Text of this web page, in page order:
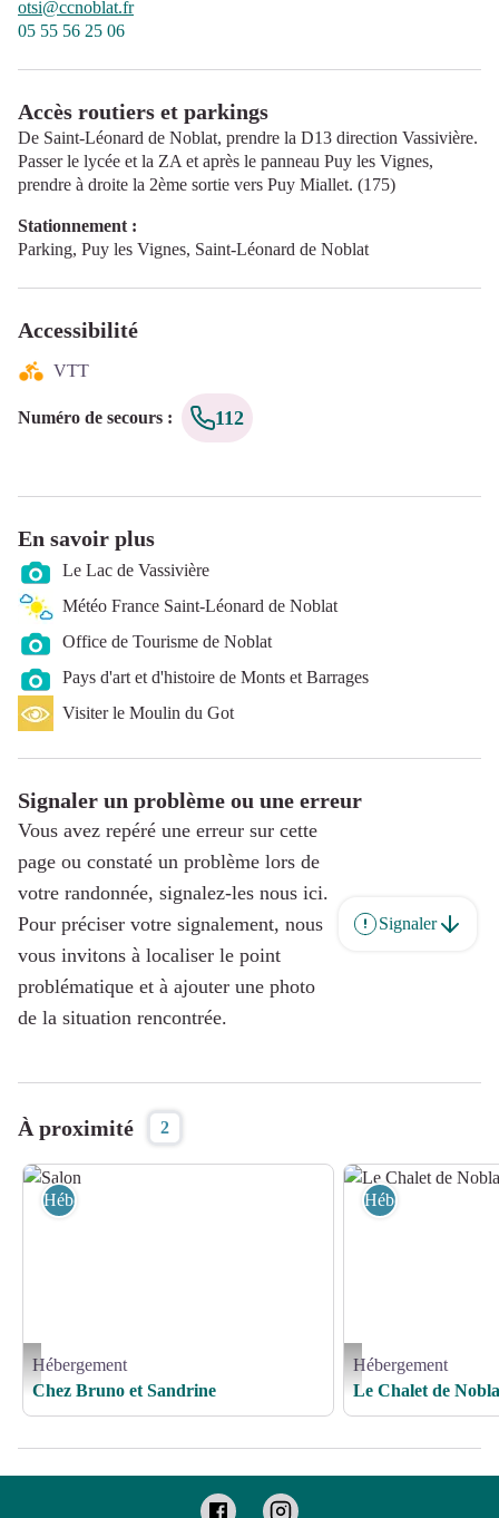
otsi@ccnoblat.fr
05 55 56 25 06
Accès routiers et parkings
De Saint-Léonard de Noblat, prendre la D13 direction Vassivière.
Passer le lycée et la ZA et après le panneau Puy les Vignes,
prendre à droite la 2ème sortie vers Puy Miallet. (175)
Stationnement :
Parking, Puy les Vignes, Saint-Léonard de Noblat
Accessibilité
VTT
Numéro de secours : 112
En savoir plus
Le Lac de Vassivière
Météo France Saint-Léonard de Noblat
Office de Tourisme de Noblat
Pays d'art et d'histoire de Monts et Barrages
Visiter le Moulin du Got
Signaler un problème ou une erreur
Vous avez repéré une erreur sur cette
page ou constaté un problème lors de
votre randonnée, signalez-les nous ici.
Pour préciser votre signalement, nous
vous invitons à localiser le point
problématique et à ajouter une photo
de la situation rencontrée.
Signaler
À proximité 2
Salon - Bruno PERIGORD
Hébergement
Hébergement
Chez Bruno et Sandrine
Le Chalet de Noblat -
Hébergement
Hébergement
Le Chalet de